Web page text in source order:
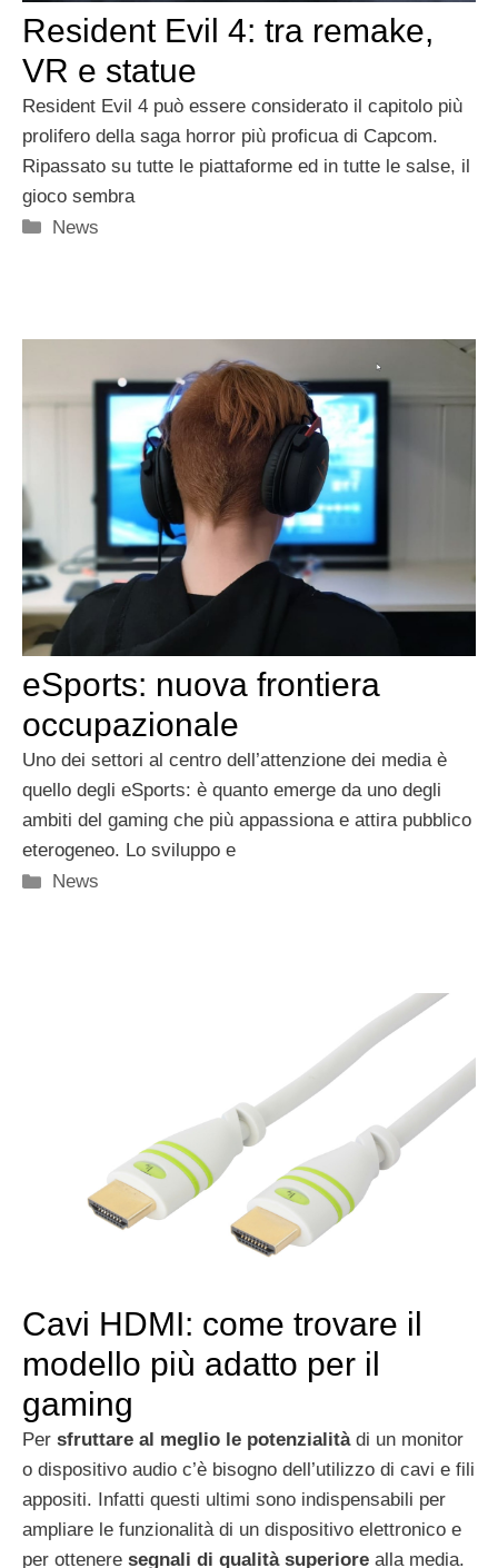
Resident Evil 4: tra remake,
VR e statue
Resident Evil 4 può essere considerato il capitolo più
prolifero della saga horror più proficua di Capcom.
Ripassato su tutte le piattaforme ed in tutte le salse, il
gioco sembra
Categorie
News
eSports: nuova frontiera
occupazionale
Uno dei settori al centro dell’attenzione dei media è
quello degli eSports: è quanto emerge da uno degli
ambiti del gaming che più appassiona e attira pubblico
eterogeneo. Lo sviluppo e
Categorie
News
Cavi HDMI: come trovare il
modello più adatto per il
gaming
Per sfruttare al meglio le potenzialitàdi un monitor
o dispositivo audio c’è bisogno dell’utilizzo di cavi e fili
appositi. Infatti questi ultimi sono indispensabili per
ampliare le funzionalità di un dispositivo elettronico e
per ottenere segnali di qualità superiore alla media.